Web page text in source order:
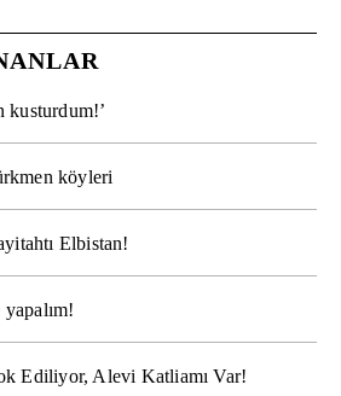
kusturdum!’
köyleri
Elbistan!
Ediliyor, Alevi Katliamı Var!